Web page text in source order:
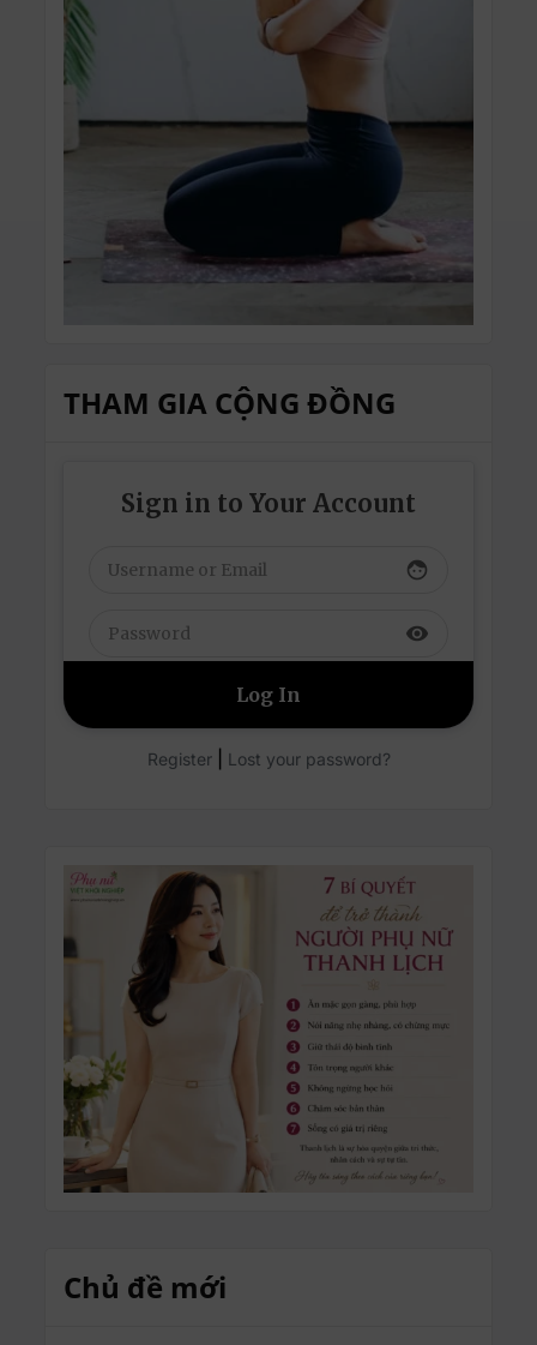
THAM GIA CỘNG ĐỒNG
Sign in to Your Account
face
visibility
Register| Lost your password?
Chủ đề mới